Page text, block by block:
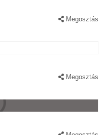
Megosztás
Megosztás